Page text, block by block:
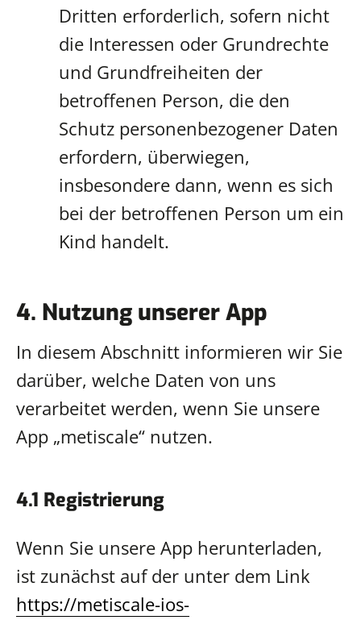
Dritten erforderlich, sofern nicht
die Interessen oder Grundrechte
und Grundfreiheiten der
betroffenen Person, die den
Schutz personenbezogener Daten
erfordern, überwiegen,
insbesondere dann, wenn es sich
bei der betroffenen Person um ein
Kind handelt.
4. Nutzung unserer App
In diesem Abschnitt informieren wir Sie
darüber, welche Daten von uns
verarbeitet werden, wenn Sie unsere
App „metiscale“ nutzen.
4.1 Registrierung
Wenn Sie unsere App herunterladen,
ist zunächst auf der unter dem Link
https://metiscale-ios-